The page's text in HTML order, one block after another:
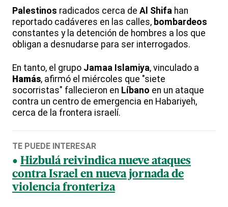
Palestinos radicados cerca de Al Shifa han
reportado cadáveres en las calles, bombardeos
constantes y la detención de hombres a los que
obligan a desnudarse para ser interrogados.
En tanto, el grupo Jamaa Islamiya, vinculado a
Hamás, afirmó el miércoles que "siete
socorristas" fallecieron en Líbano en un ataque
contra un centro de emergencia en Habariyeh,
cerca de la frontera israelí.
TE PUEDE INTERESAR
Hizbulá reivindica nueve ataques
contra Israel en nueva jornada de
violencia fronteriza